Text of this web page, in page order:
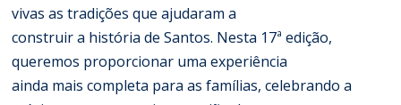
vivas as tradições que ajudaram a
construir a história de Santos. Nesta 17ª edição,
queremos proporcionar uma experiência
ainda mais completa para as famílias, celebrando a